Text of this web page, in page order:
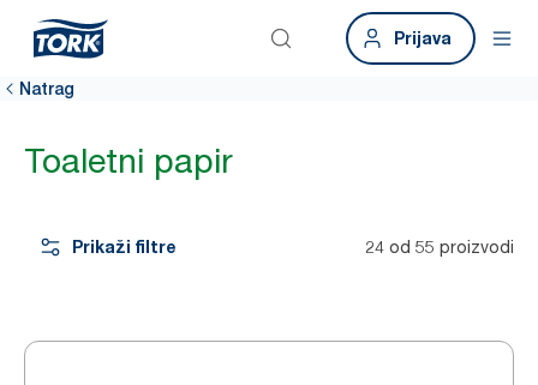
Prijava
Natrag
Toaletni papir
Prikaži filtre 24 od 55 proizvodi